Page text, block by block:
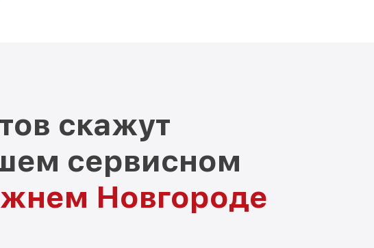
скажут
сервисном
Новгороде